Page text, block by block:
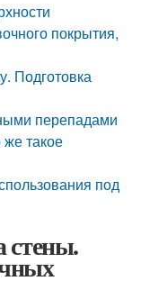
покрытия,
Подготовка
перепадами
же такое
под
стены.